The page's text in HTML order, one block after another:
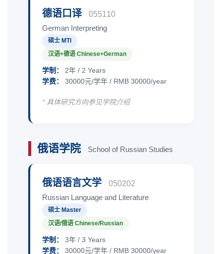
德语口译
055110
German Interpreting
硕士 MTI
汉语+德语 Chinese+German
学制：
2年 / 2 Years
学费：
30000元/学年 / RMB 30000/year
* 具体研究方向参见学院介绍
俄语学院 School of Russian Studies
俄语语言文学
050202
Russian Language and Literature
硕士 Master
汉语/俄语 Chinese/Russian
学制：
3年 / 3 Years
学费：
30000元/学年 / RMB 30000/year